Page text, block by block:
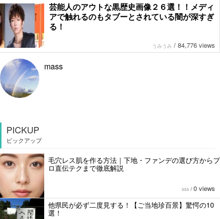
芸能人のアウトな黒歴史画像２６選！！メディ
アで触れるのもタブーとされている闇が深すぎ
る！
うみうみ / 84,776 views
mass
PICKUP
ピックアップ
毛穴レス肌を作る方法｜下地・ファンデの選び方からプ
ロ直伝テクまで徹底解説
sss / 0 views
他県民が必ず二度見する！【ご当地珍百景】驚愕の10
選！